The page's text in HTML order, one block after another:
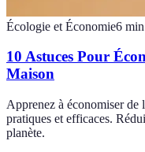
Écologie et Économie6 min
10 Astuces Pour
Maison
Apprenez à économiser de
pratiques et efficaces.
planète.